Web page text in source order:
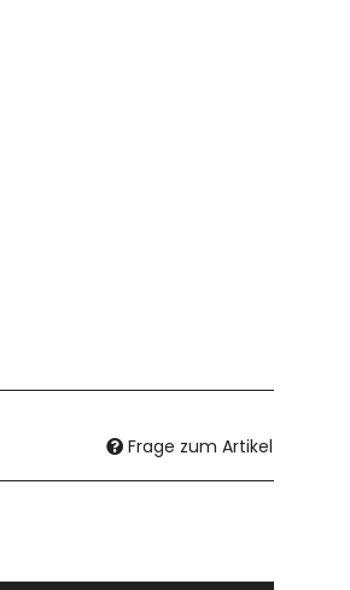
Frage zum Artikel